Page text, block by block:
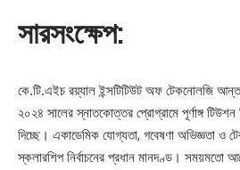
সারসংক্ষেপ:
কে.টি.এইচ রয়্যাল ইন্সটিটিউট অফ টেকনোলজি
২০২৪ সালের স্নাতকোত্তর প্রোগ্রামে পূর্ণাঙ্গ
দিচ্ছে। একাডেমিক যোগ্যতা, গবেষণা অভিজ্ঞতা ও
স্কলারশিপ নির্বাচনের প্রধান মানদণ্ড। সময়মতো